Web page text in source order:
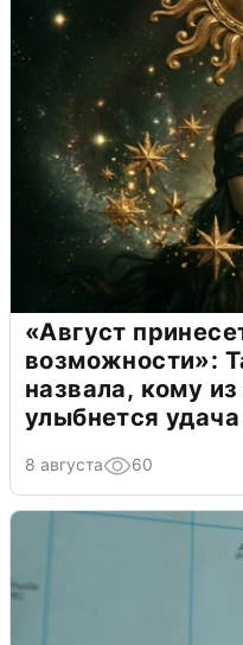
«Август
возможности»:
назвала, кому
улыбнется удача
8 августа 60